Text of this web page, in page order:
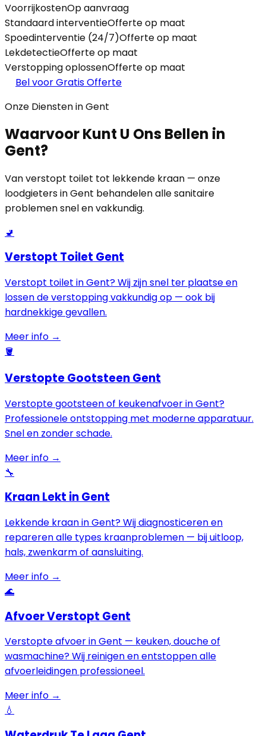
VoorrijkostenOp aanvraag
Standaard interventieOfferte op maat
Spoedinterventie (24/7)Offerte op maat
LekdetectieOfferte op maat
Verstopping oplossenOfferte op maat
Bel voor Gratis Offerte
Onze Diensten in Gent
Waarvoor Kunt U Ons Bellen in
Gent?
Van verstopt toilet tot lekkende kraan — onze
loodgieters in Gent behandelen alle sanitaire
problemen snel en vakkundig.
🚽
Verstopt Toilet Gent
Verstopt toilet in Gent? Wij zijn snel ter plaatse en
lossen de verstopping vakkundig op — ook bij
hardnekkige gevallen.
Meer info →
🪣
Verstopte Gootsteen Gent
Verstopte gootsteen of keukenafvoer in Gent?
Professionele ontstopping met moderne apparatuur.
Snel en zonder schade.
Meer info →
🔧
Kraan Lekt in Gent
Lekkende kraan in Gent? Wij diagnosticeren en
repareren alle types kraanproblemen — bij uitloop,
hals, zwenkarm of aansluiting.
Meer info →
🌊
Afvoer Verstopt Gent
Verstopte afvoer in Gent — keuken, douche of
wasmachine? Wij reinigen en entstoppen alle
afvoerleidingen professioneel.
Meer info →
💧